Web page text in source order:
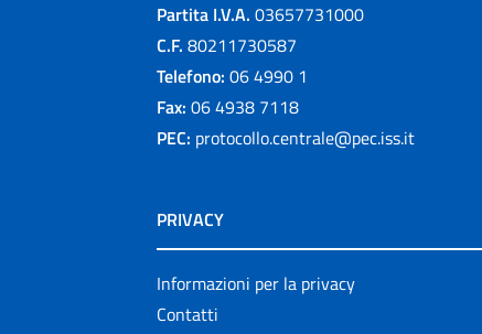
Partita I.V.A. 03657731000
C.F. 80211730587
Telefono: 06 4990 1
Fax: 06 4938 7118
PEC: protocollo.centrale@pec.iss.it
PRIVACY
Informazioni per la privacy
Contatti